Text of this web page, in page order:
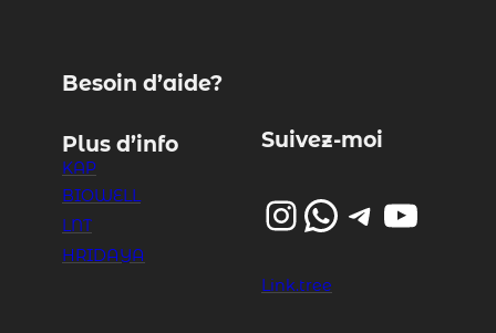
Besoin d’aide?
Plus d’info
KAP
BIOWELL
LNT
HRIDAYA
Suivez-moi
InstagramWhatsApp Telegram YouTube
Link.tree